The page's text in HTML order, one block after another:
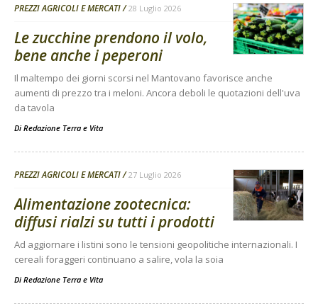
PREZZI AGRICOLI E MERCATI 28 Luglio 2026
Le zucchine prendono il volo,
bene anche i peperoni
Il maltempo dei giorni scorsi nel Mantovano favorisce anche
aumenti di prezzo tra i meloni. Ancora deboli le quotazioni dell'uva
da tavola
Di Redazione Terra e Vita
PREZZI AGRICOLI E MERCATI 27 Luglio 2026
Alimentazione zootecnica:
diffusi rialzi su tutti i prodotti
Ad aggiornare i listini sono le tensioni geopolitiche internazionali. I
cereali foraggeri continuano a salire, vola la soia
Di Redazione Terra e Vita